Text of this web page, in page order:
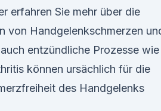
erfahren Sie mehr über die
von Handgelenkschmerzen
entzündliche Prozesse wie
können ursächlich für die
des Handgelenks